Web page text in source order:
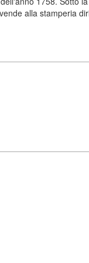
alla stamperia